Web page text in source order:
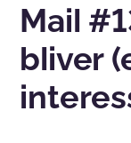
Mail
bliver